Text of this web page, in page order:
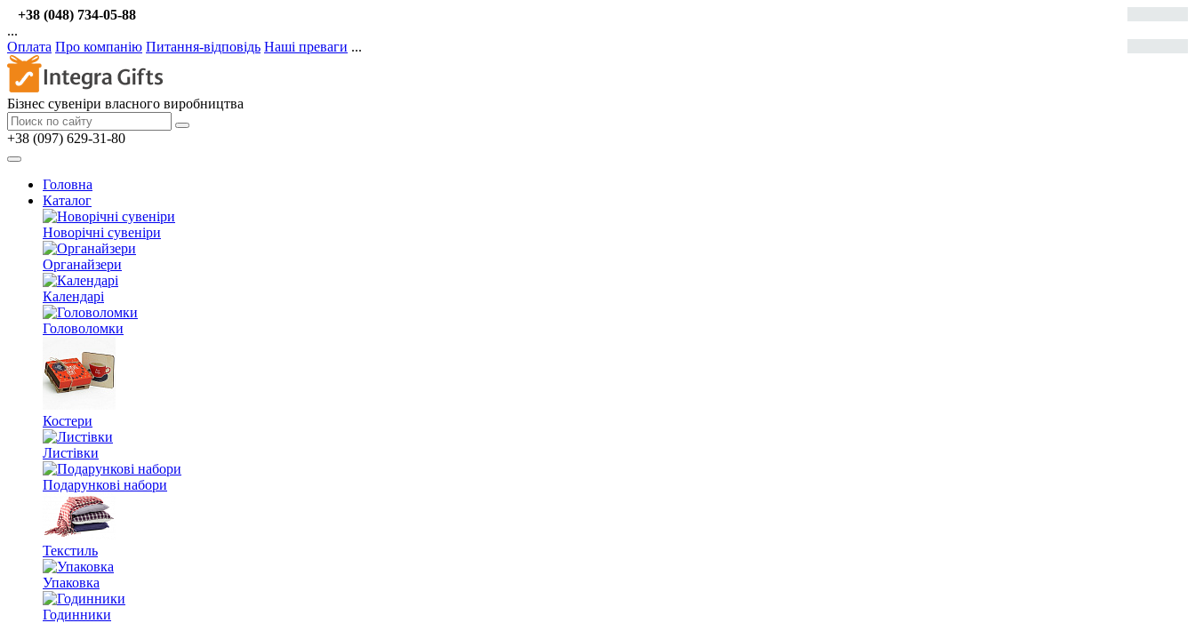
+38 (048) 734-05-88
...
Оплата Про компанію Питання-відповідь Наші преваги ...
Бізнес сувеніри власного виробництва
+38 (097) 629-31-80
Головна
Каталог
Новорічні сувеніри
Органайзери
Календарі
Головоломки
Костери
Листівки
Подарункові набори
Текстиль
Упаковка
Годинники